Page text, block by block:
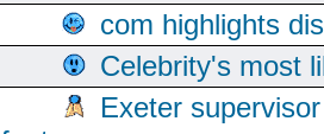
com highlights
Celebrity's most
Exeter